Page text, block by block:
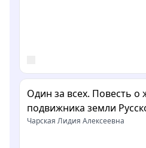
Один за всех. Повесть о
подвижника земли
Чарская Лидия Алексеевна